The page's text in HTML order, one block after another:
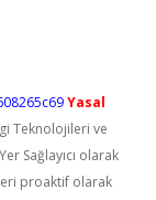
Yasal
Teknolojileri ve
Sağlayıcı olarak
proaktif olarak